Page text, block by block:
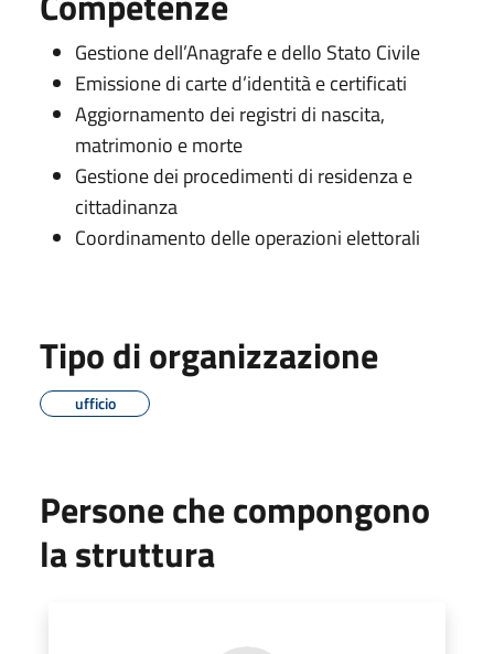
Gestione dell’Anagrafe e dello Stato Civile
Emissione di carte d’identità e certificati
Aggiornamento dei registri di nascita,
matrimonio e morte
Gestione dei procedimenti di residenza e
cittadinanza
Coordinamento delle operazioni elettorali
Tipo di organizzazione
ufficio
Persone che compongono
la struttura